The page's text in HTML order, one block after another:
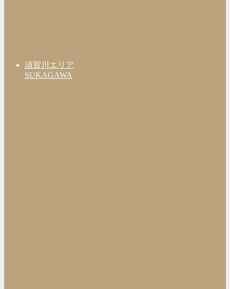
須賀川エリア
SUKAGAWA